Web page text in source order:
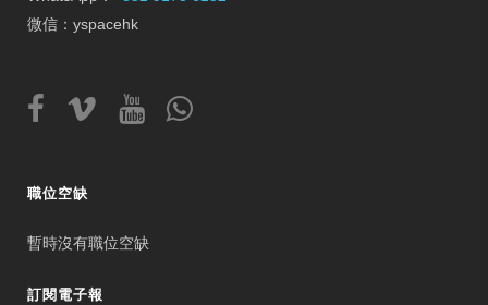
微信：yspacehk
職位空缺
暫時沒有職位空缺
訂閱電子報